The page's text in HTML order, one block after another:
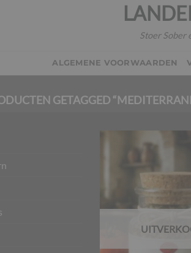
Stoer Sober
ALGEMENE VOORWAARDEN
GETAGGED